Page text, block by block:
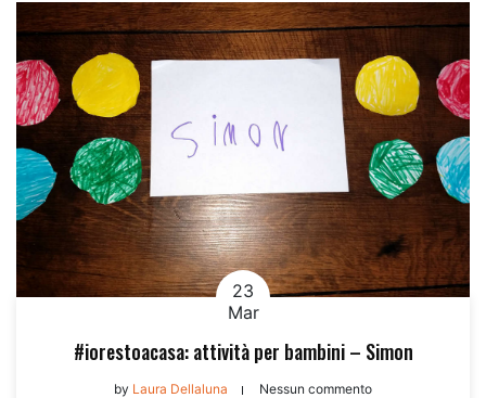
23
Mar
#iorestoacasa: attività per bambini – Simon
by Laura Dellaluna Nessun commento